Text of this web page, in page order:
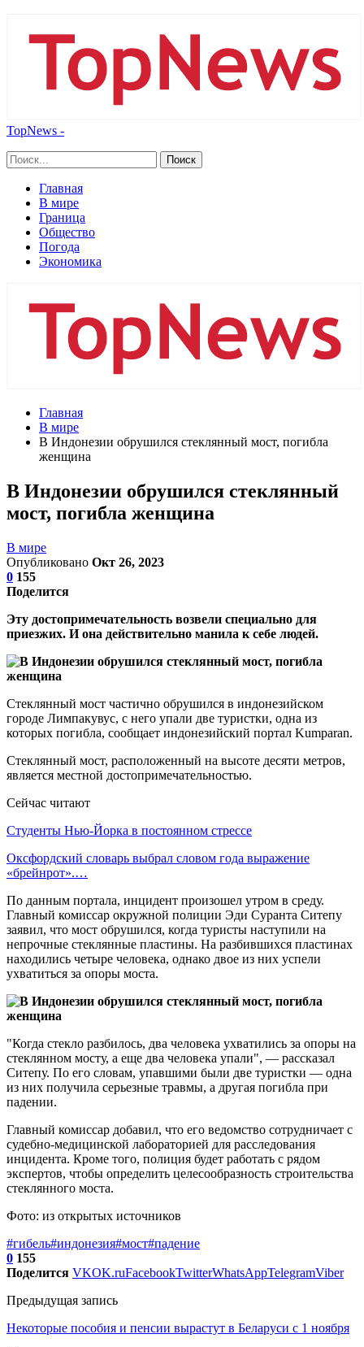
TopNews -
Главная
В мире
Граница
Общество
Погода
Экономика
Главная
В мире
В Индонезии обрушился стеклянный мост, погибла
женщина
В Индонезии обрушился стеклянный
мост, погибла женщина
В мире
Опубликовано Окт 26, 2023
0 155
Поделится
Эту достопримечательность возвели специально для
приезжих. И она действительно манила к себе людей.
Стеклянный мост частично обрушился в индонезийском
городе Лимпакувус, с него упали две туристки, одна из
которых погибла, сообщает индонезийский портал Kumparan.
Стеклянный мост, расположенный на высоте десяти метров,
является местной достопримечательностью.
Сейчас читают
Студенты Нью-Йорка в постоянном стрессе
Оксфордский словарь выбрал словом года выражение
«брейнрот».…
По данным портала, инцидент произошел утром в среду.
Главный комиссар окружной полиции Эди Суранта Ситепу
заявил, что мост обрушился, когда туристы наступили на
непрочные стеклянные пластины. На разбившихся пластинах
находились четыре человека, однако двое из них успели
ухватиться за опоры моста.
"Когда стекло разбилось, два человека ухватились за опоры на
стеклянном мосту, а еще два человека упали", — рассказал
Ситепу. По его словам, упавшими были две туристки — одна
из них получила серьезные травмы, а другая погибла при
падении.
Главный комиссар добавил, что его ведомство сотрудничает с
судебно-медицинской лабораторией для расследования
инцидента. Кроме того, полиция будет работать с рядом
экспертов, чтобы определить целесообразность строительства
стеклянного моста.
Фото: из открытых источников
#гибель#индонезия#мост#падение
0 155
Поделится VKOK.ruFacebookTwitterWhatsAppTelegramViber
Предыдущая запись
Некоторые пособия и пенсии вырастут в Беларуси с 1 ноября